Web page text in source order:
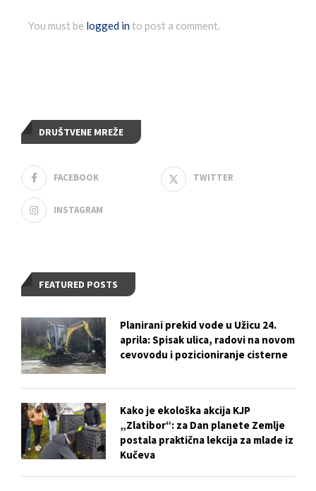
You must be logged into post a comment.
DRUŠTVENE MREŽE
FACEBOOK TWITTER
INSTAGRAM
FEATURED POSTS
Planirani prekid vode u Užicu 24.
aprila: Spisak ulica, radovi na novom
cevovodu i pozicioniranje cisterne
Kako je ekološka akcija KJP
„Zlatibor“: za Dan planete Zemlje
postala praktična lekcija za mlade iz
Kučeva